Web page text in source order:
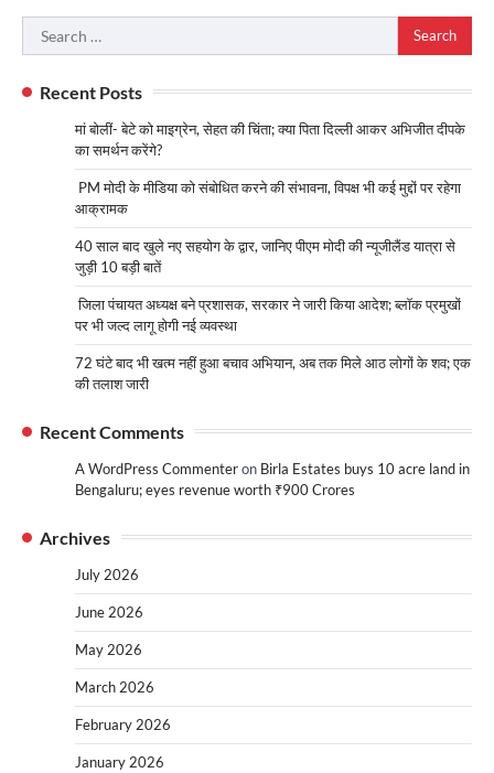
Search
for:
Recent Posts
मां बोलीं- बेटे को माइग्रेन, सेहत की चिंता; क्या पिता दिल्ली आकर अभिजीत दीपके
का समर्थन करेंगे?
PM मोदी के मीडिया को संबोधित करने की संभावना, विपक्ष भी कई मुद्दों पर रहेगा
आक्रामक
40 साल बाद खुले नए सहयोग के द्वार, जानिए पीएम मोदी की न्यूजीलैंड यात्रा से
जुड़ी 10 बड़ी बातें
जिला पंचायत अध्यक्ष बने प्रशासक, सरकार ने जारी किया आदेश; ब्लॉक प्रमुखों
पर भी जल्द लागू होगी नई व्यवस्था
72 घंटे बाद भी खत्म नहीं हुआ बचाव अभियान, अब तक मिले आठ लोगों के शव; एक
की तलाश जारी
Recent Comments
A WordPress Commenteron Birla Estates buys 10 acre land in
Bengaluru; eyes revenue worth ₹900 Crores
Archives
July 2026
June 2026
May 2026
March 2026
February 2026
January 2026